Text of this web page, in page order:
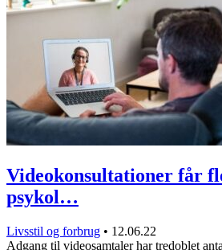
Videokonsultationer får
psykol…
Livsstil og forbrug • 12.06.22
Adgang til videosamtaler har tredoblet